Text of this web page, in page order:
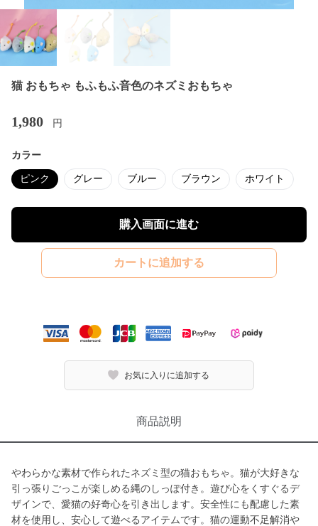
猫 おもちゃ もふもふ音色のネズミおもちゃ
1,980 円
カラー
ピンク グレー ブルー ブラウン ホワイト
購入画面に進む
カートに追加する
お気に入りに追加する
商品説明
やわらかな素材で作られたネズミ型の猫おもちゃ。猫が大好きな
引っ張りごっこが楽しめる縄のしっぽ付き。遊び心をくすぐるデ
ザインで、愛猫の好奇心を引き出します。安全性にも配慮した素
材を使用し、安心して遊べるアイテムです。猫の運動不足解消や